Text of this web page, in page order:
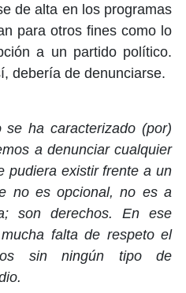
de alta en los programas
para otros fines como lo
a un partido político.
debería de denunciarse.
se ha caracterizado (por)
a denunciar cualquier
pudiera existir frente a un
no es opcional, no es a
son derechos. En ese
falta de respeto el
sin ningún tipo de